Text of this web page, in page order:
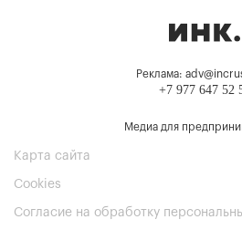
Реклама:
+7 977 647 52
Медиа для
Карта сайта
Cookies
Согласие на обработку